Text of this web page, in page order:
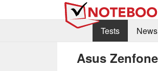
Tests
News
Asus